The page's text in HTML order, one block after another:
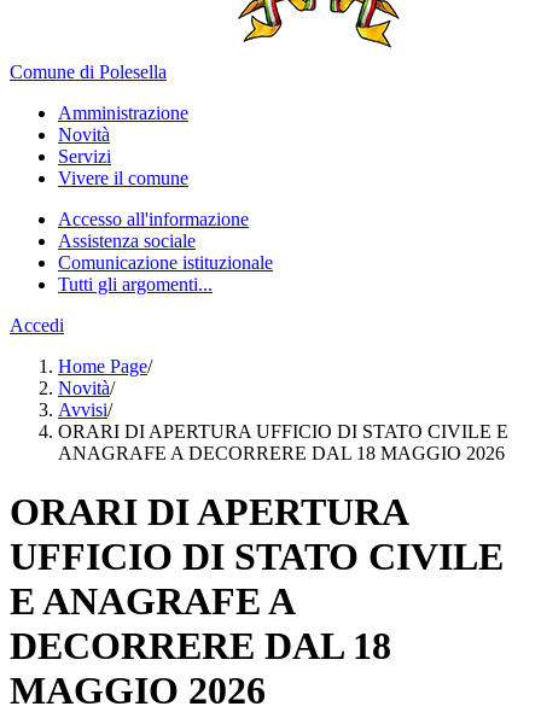
Comune di Polesella
Amministrazione
Novità
Servizi
Vivere il comune
Accesso all'informazione
Assistenza sociale
Comunicazione istituzionale
Tutti gli argomenti...
Accedi
Home Page/
Novità/
Avvisi/
ORARI DI APERTURA UFFICIO DI STATO CIVILE E
ANAGRAFE A DECORRERE DAL 18 MAGGIO 2026
ORARI DI APERTURA
UFFICIO DI STATO CIVILE
E ANAGRAFE A
DECORRERE DAL 18
MAGGIO 2026